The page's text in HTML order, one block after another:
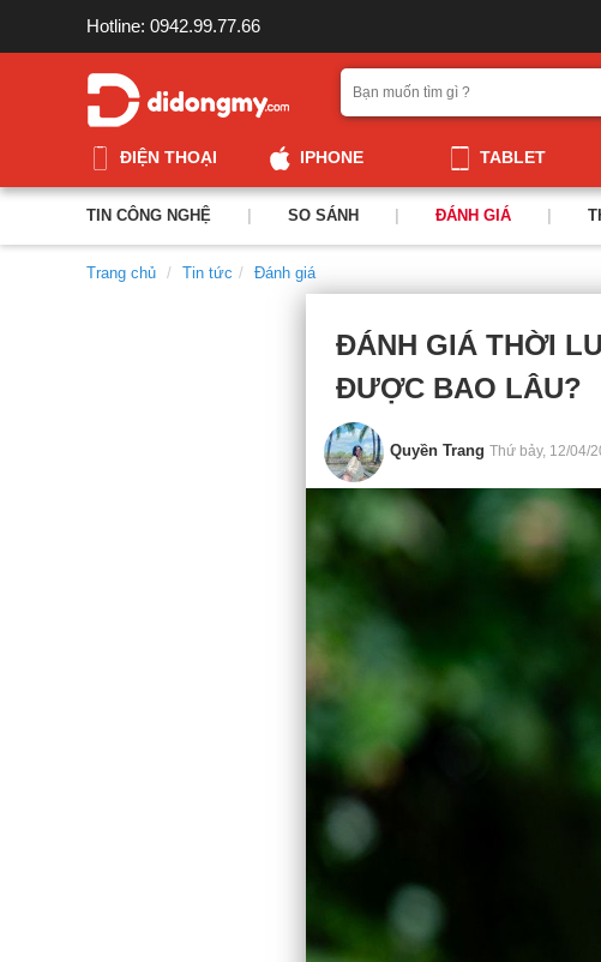
Hotline: 0942.99.77.66
ĐIỆN THOẠI IPHONE TABLET
TIN CÔNG NGHỆ SO SÁNH ĐÁNH GIÁ
Trang chủ Tin tức Đánh giá
ĐÁNH GIÁ THỜI
ĐƯỢC BAO LÂU?
Quyền Trang Thứ bảy, 12/04/